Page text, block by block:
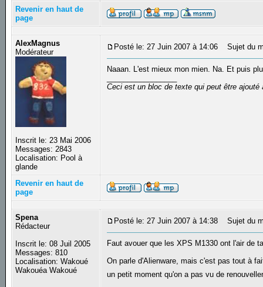
Revenir en haut de
page
AlexMagnus
Modérateur
Inscrit le: 23 Mai 2006
Messages: 2843
Localisation: Pool à
glande
Posté le: 27 Juin 2007 à 14:06 Sujet du
Naaan. L'est mieux mon mien. Na. Et puis
Ceci est un bloc de texte qui peut être
Revenir en haut de
page
Spena
Rédacteur
Inscrit le: 08 Juil 2005
Messages: 810
Localisation: Wakoué
Wakouéa Wakoué
Posté le: 27 Juin 2007 à 14:38 Sujet du
Faut avouer que les XPS M1330 ont l'air de
On parle d'Alienware, mais c'est pas tout à
un petit moment qu'on a pas vu de